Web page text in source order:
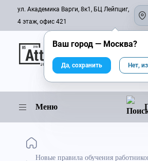
ул. Академика Варги, 8к1, БЦ Лейпциг,
4 этаж, офис 421
Онлайн-журнал
Меню
Новые правила обучения
Ваш город — Москва?
Да, сохранить Нет,